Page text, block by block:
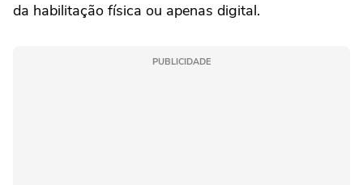
da habilitação física ou apenas digital.
PUBLICIDADE